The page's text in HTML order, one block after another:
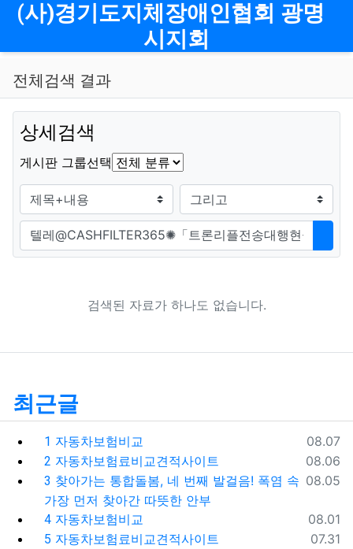
메뉴
(사)경기도지체장애인협회 광명
시지회
전체검색 결과
상세검색
그룹
게시판 그룹선택
검색조건
검색방법
검색어
검
검색된 자료가 하나도 없습니다.
최근글
등록일
08.07
1 자동차보험비교
등록일
08.06
2 자동차보험료비교견적사이트
등록일
08.05
3 찾아가는 통합돌봄, 네 번째 발걸음! 폭염 속
가장 먼저 찾아간 따뜻한 안부
등록일
08.01
4 자동차보험비교
등록일
07.31
5 자동차보험료비교견적사이트